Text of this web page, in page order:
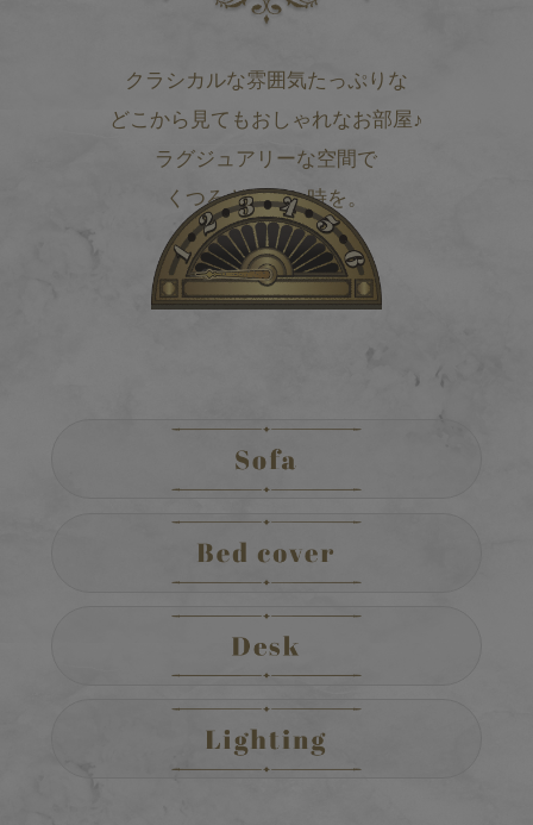
クラシカルな雰囲気たっぷりな
どこから見てもおしゃれなお部屋♪
ラグジュアリーな空間で
くつろぎのひと時を。